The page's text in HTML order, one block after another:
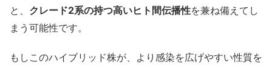
と、 クレード2系の持つ高いヒト間伝播性を兼ね備えてし
まう可能性です。
もしこのハイブリッド株が、より感染を広げやすい性質を